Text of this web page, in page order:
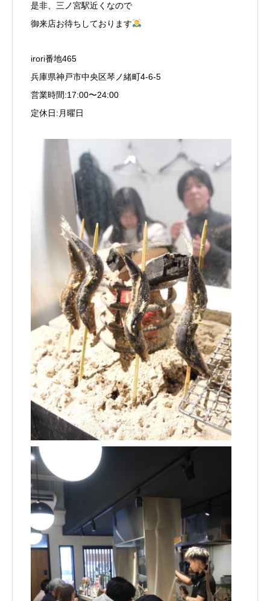
是非、三ノ宮駅近くなので
御来店お待ちしております
irori番地465
兵庫県神戸市中央区琴ノ緒町4-6-5
営業時間:17:00〜24:00
定休日:月曜日